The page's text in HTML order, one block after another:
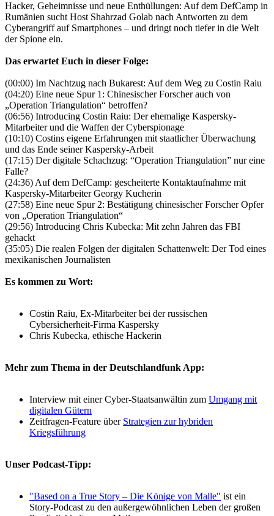
Hacker, Geheimnisse und neue Enthüllungen: Auf dem DefCamp in
Rumänien sucht Host Shahrzad Golab nach Antworten zu dem
Cyberangriff auf Smartphones – und dringt noch tiefer in die Welt
der Spione ein.
Das erwartet Euch in dieser Folge:
(00:00) Im Nachtzug nach Bukarest: Auf dem Weg zu Costin Raiu
(04:20) Eine neue Spur 1: Chinesischer Forscher auch von
„Operation Triangulation“ betroffen?
(06:56) Introducing Costin Raiu: Der ehemalige Kaspersky-
Mitarbeiter und die Waffen der Cyberspionage
(10:10) Costins eigene Erfahrungen mit staatlicher Überwachung
und das Ende seiner Kaspersky-Arbeit
(17:15) Der digitale Schachzug: “Operation Triangulation” nur eine
Falle?
(24:36) Auf dem DefCamp: gescheiterte Kontaktaufnahme mit
Kaspersky-Mitarbeiter Georgy Kucherin
(27:58) Eine neue Spur 2: Bestätigung chinesischer Forscher Opfer
von „Operation Triangulation“
(29:56) Introducing Chris Kubecka: Mit zehn Jahren das FBI
gehackt
(35:05) Die realen Folgen der digitalen Schattenwelt: Der Tod eines
mexikanischen Journalisten
Es kommen zu Wort:
Costin Raiu, Ex-Mitarbeiter bei der russischen
Cybersicherheit-Firma Kaspersky
Chris Kubecka, ethische Hackerin
Mehr zum Thema in der Deutschlandfunk App:
Interview mit einer Cyber-Staatsanwältin zum Umgang mit
digitalen Gütern
Zeitfragen-Feature über Strategien zur hybriden
Kriegsführung
Unser Podcast-Tipp:
"Based on a True Story – Die Könige von Malle" ist ein
Story-Podcast zu den außergewöhnlichen Leben der großen